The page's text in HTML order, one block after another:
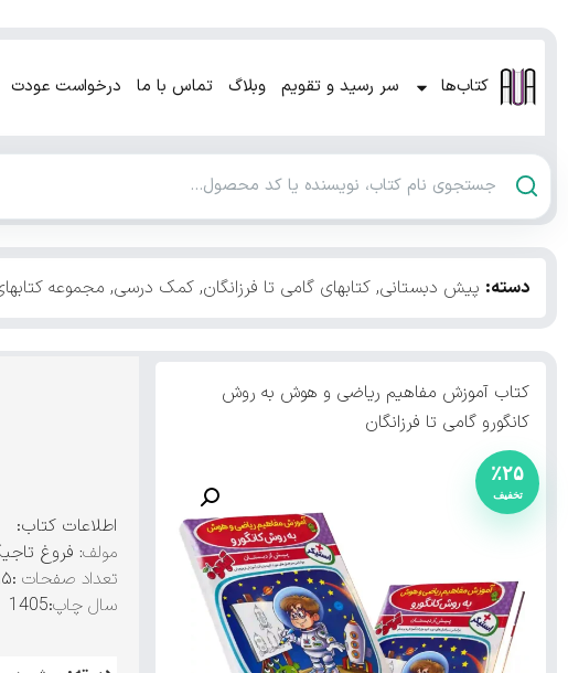
کتاب‌ها سر رسید و تقویم وبلاگ تماس با ما درخواست عودت
دسته: پیش دبستانی, کتابهای گامی تا فرزانگان, کمک درسی, مجموعه
کتاب آموزش مفاهیم ریاضی و هوش به روش
کانگورو گامی تا فرزانگان
٪۲۵
اطلاعات کتاب:
مولف:فروغ
تعداد صفحات:۹۵
سال چاپ:1405